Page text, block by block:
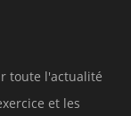
toute l'actualité
et les